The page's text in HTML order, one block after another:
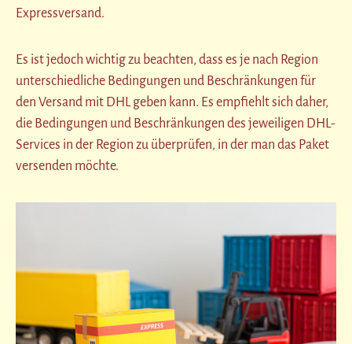
Expressversand.
Es ist jedoch wichtig zu beachten, dass es je nach Region
unterschiedliche Bedingungen und Beschränkungen für
den Versand mit DHL geben kann. Es empfiehlt sich daher,
die Bedingungen und Beschränkungen des jeweiligen DHL-
Services in der Region zu überprüfen, in der man das Paket
versenden möchte.